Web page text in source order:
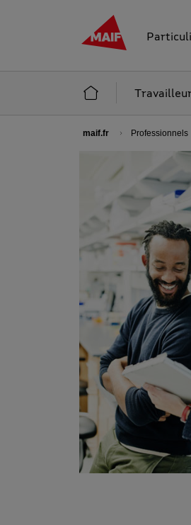
MAIF - Allez à l'accueil
Accueil
maif.fr Professionnels